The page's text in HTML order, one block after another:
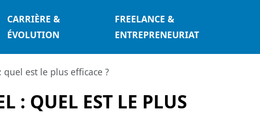
CARRIÈRE &
ÉVOLUTION
FREELANCE &
ENTREPRENEURIAT
est le plus efficace ?
: QUEL EST LE PLUS